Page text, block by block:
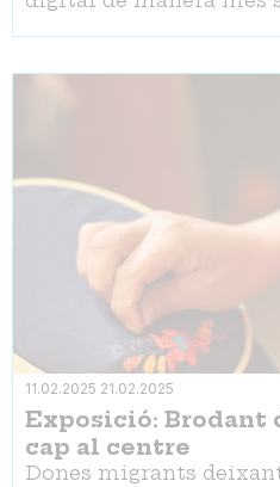
11.02.2025 21.02.2025
Exposició: Brodant
cap al centre
Dones migrants